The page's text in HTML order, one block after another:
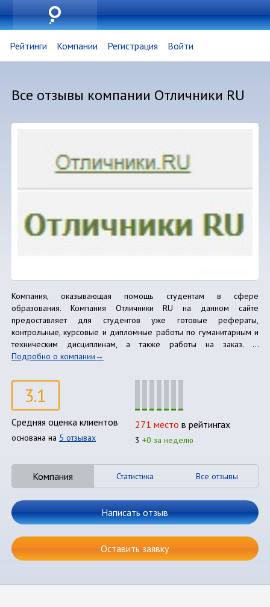
Рейтинги Компании Регистрация Войти
Все отзывы компании Отличники RU
Компания, оказывающая помощь студентам в сфере
образования. Компания Отличники RU на данном сайте
предоставляет для студентов уже готовые рефераты,
контрольные, курсовые и дипломные работы по гуманитарным и
техническим дисциплинам, а также работы на заказ. ...
Подробно о компании
3.1
Средняя оценка клиентов
основана на 5 отзывах
271 место в рейтингах
3 +0 за неделю
Компания Статистика Все отзывы
Написать отзыв
Оставить заявку